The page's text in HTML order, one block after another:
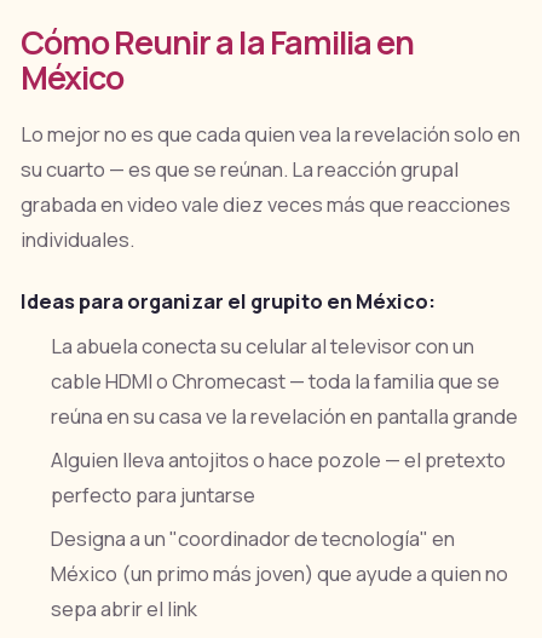
Cómo Reunir a la Familia en
México
Lo mejor no es que cada quien vea la revelación solo en
su cuarto — es que se reúnan. La reacción grupal
grabada en video vale diez veces más que reacciones
individuales.
Ideas para organizar el grupito en México:
La abuela conecta su celular al televisor con un
cable HDMI o Chromecast — toda la familia que se
reúna en su casa ve la revelación en pantalla grande
Alguien lleva antojitos o hace pozole — el pretexto
perfecto para juntarse
Designa a un "coordinador de tecnología" en
México (un primo más joven) que ayude a quien no
sepa abrir el link